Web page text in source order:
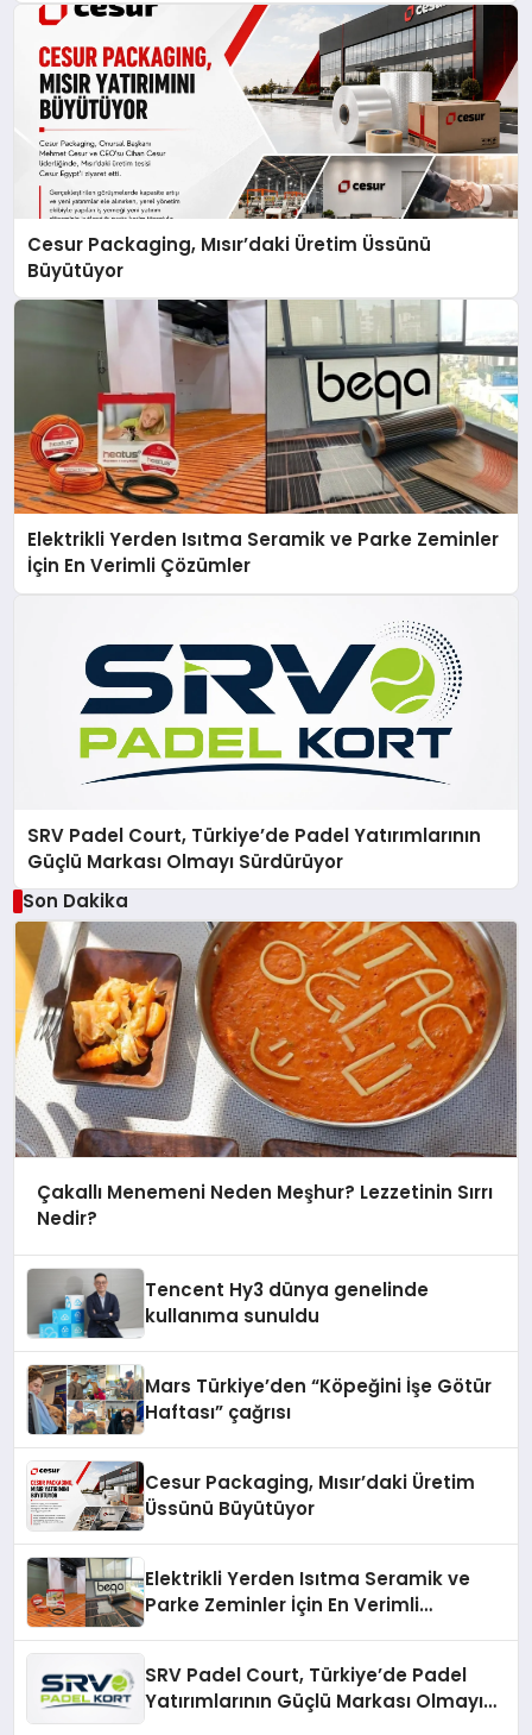
Cesur Packaging, Mısır’daki Üretim Üssünü
Büyütüyor
Elektrikli Yerden Isıtma Seramik ve Parke Zeminler
İçin En Verimli Çözümler
SRV Padel Court, Türkiye’de Padel Yatırımlarının
Güçlü Markası Olmayı Sürdürüyor
Son Dakika
Çakallı Menemeni Neden Meşhur? Lezzetinin Sırrı
Nedir?
Tencent Hy3 dünya genelinde
kullanıma sunuldu
Mars Türkiye’den “Köpeğini İşe Götür
Haftası” çağrısı
Cesur Packaging, Mısır’daki Üretim
Üssünü Büyütüyor
Elektrikli Yerden Isıtma Seramik ve
Parke Zeminler İçin En Verimli
SRV Padel Court, Türkiye’de Padel
Yatırımlarının Güçlü Markası Olmayı